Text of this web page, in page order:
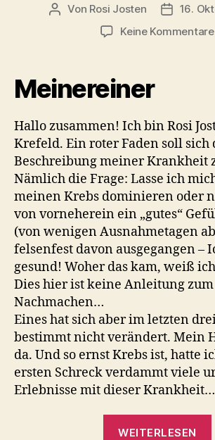
Beitragsautor
Von Rosi Josten
16.
Keine Kommentare
Meinereiner
Hallo zusammen! Ich bin Rosi
Krefeld. Ein roter Faden soll sich
Beschreibung meiner Krankheit
Nämlich die Frage: Lasse ich
meinen Krebs dominieren oder
von vorneherein ein „gutes“
(von wenigen Ausnahmetagen
felsenfest davon ausgegangen –
gesund! Woher das kam, weiß
Dies hier ist keine Anleitung zum
Nachmachen…
Eines hat sich aber im letzten
bestimmt nicht verändert. Mein
da. Und so ernst Krebs ist, hatte
ersten Schreck verdammt viele
Erlebnisse mit dieser Krankheit…
WEITERLESEN